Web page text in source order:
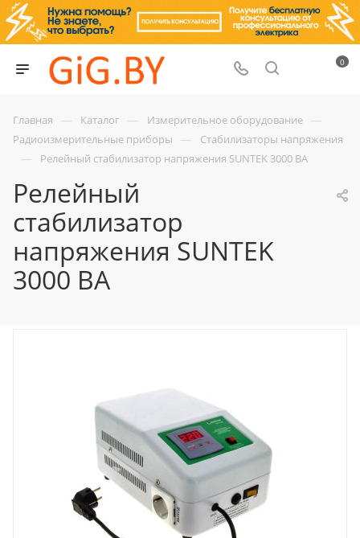
0
Главная — Каталог — Измерительное оборудование —
Радиоизмерительные приборы — Стабилизаторы напряжения
— Релейный стабилизатор напряжения SUNTEK 3000 ВА
Релейный
стабилизатор
напряжения SUNTEK
3000 ВА